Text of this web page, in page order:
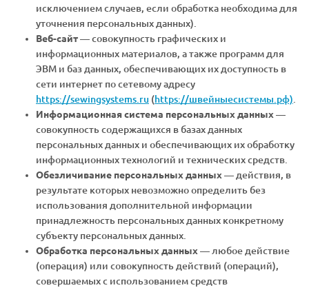
исключением случаев, если обработка необходима для
уточнения персональных данных).
Веб-сайт— совокупность графических и
информационных материалов, а также программ для
ЭВМ и баз данных, обеспечивающих их доступность в
сети интернет по сетевому адресу
https://sewingsystems.ru (https://швейныесистемы.рф)
Информационная система персональных данных—
совокупность содержащихся в базах данных
персональных данных и обеспечивающих их обработку
информационных технологий и технических средств.
Обезличивание персональных данных— действия, в
результате которых невозможно определить без
использования дополнительной информации
принадлежность персональных данных конкретному
субъекту персональных данных.
Обработка персональных данных— любое действие
(операция) или совокупность действий (операций),
совершаемых с использованием средств